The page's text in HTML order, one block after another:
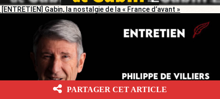
[ENTRETIEN] Gabin, la nostalgie de la « France d’avant »
PARTAGER CET ARTICLE